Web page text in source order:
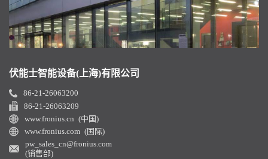
伏能士智能设备(上海)有限公司
86-21-26063200
86-21-26063209
www.fronius.cn (中国)
www.fronius.com (国际)
pw_sales_cn@fronius.com
(销售部)